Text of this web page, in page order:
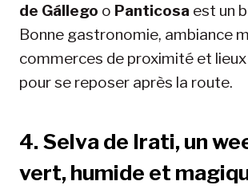
de Gállego o Panticosa est un
Bonne gastronomie, ambiance
commerces de proximité et
pour se reposer après la route.
4. Selva de Irati, un
vert, humide et